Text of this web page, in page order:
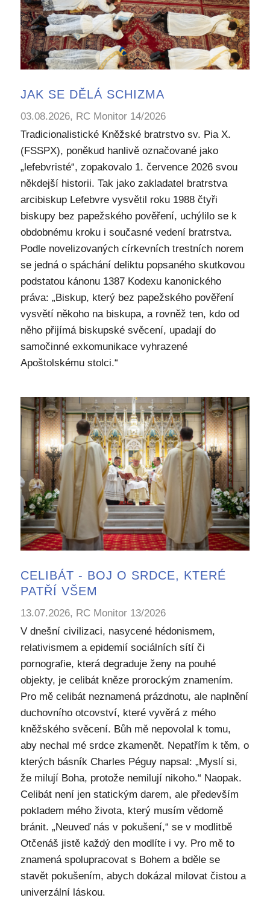
JAK SE DĚLÁ SCHIZMA
03.08.2026, RC Monitor 14/2026
Tradicionalistické Kněžské bratrstvo sv. Pia X.
(FSSPX), poněkud hanlivě označované jako
„lefebvristé“, zopakovalo 1. července 2026 svou
někdejší historii. Tak jako zakladatel bratrstva
arcibiskup Lefebvre vysvětil roku 1988 čtyři
biskupy bez papežského pověření, uchýlilo se k
obdobnému kroku i současné vedení bratrstva.
Podle novelizovaných církevních trestních norem
se jedná o spáchání deliktu popsaného skutkovou
podstatou kánonu 1387 Kodexu kanonického
práva: „Biskup, který bez papežského pověření
vysvětí někoho na biskupa, a rovněž ten, kdo od
něho přijímá biskupské svěcení, upadají do
samočinné exkomunikace vyhrazené
Apoštolskému stolci.“
CELIBÁT - BOJ O SRDCE, KTERÉ
PATŘÍ VŠEM
13.07.2026, RC Monitor 13/2026
V dnešní civilizaci, nasycené hédonismem,
relativismem a epidemií sociálních sítí či
pornografie, která degraduje ženy na pouhé
objekty, je celibát kněze prorockým znamením.
Pro mě celibát neznamená prázdnotu, ale naplnění
duchovního otcovství, které vyvěrá z mého
kněžského svěcení. Bůh mě nepovolal k tomu,
aby nechal mé srdce zkamenět. Nepatřím k těm, o
kterých básník Charles Péguy napsal: „Myslí si,
že milují Boha, protože nemilují nikoho.“ Naopak.
Celibát není jen statickým darem, ale především
pokladem mého života, který musím vědomě
bránit. „Neuveď nás v pokušení,“ se v modlitbě
Otčenáš jistě každý den modlíte i vy. Pro mě to
znamená spolupracovat s Bohem a bděle se
stavět pokušením, abych dokázal milovat čistou a
univerzální láskou.